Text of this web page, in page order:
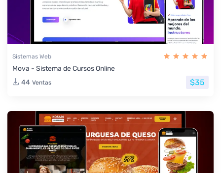
Sistemas Web
Mova - Sistema de Cursos Online
44 Ventas $35